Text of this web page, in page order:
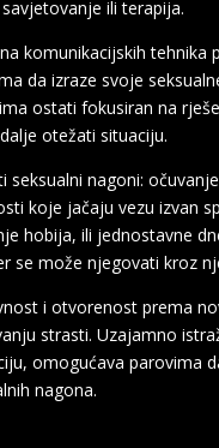
ili terapija.
komunikacijskih tehnika
da izraze svoje
ostati fokusiran na
otežati situaciju.
seksualni nagoni:
koje jačaju vezu izvan
hobija, ili jednostavne
se može njegovati kroz
i otvorenost prema
strasti. Uzajamno
omogućava parovima
nagona.